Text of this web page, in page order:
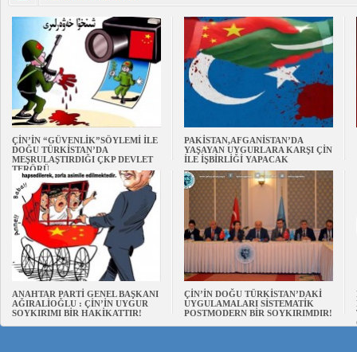
ÇİN’İN “GÜVENLİK”SÖYLEMİ İLE
DOĞU TÜRKİSTAN’DA
MEŞRULAŞTIRDIĞI ÇKP DEVLET
TERÖRÜ
PAKİSTAN,AFGANİSTAN’DA
YAŞAYAN UYGURLARA KARŞI ÇİN
İLE İŞBİRLİĞİ YAPACAK
ANAHTAR PARTİ GENEL BAŞKANI
AĞIRALİOĞLU : ÇİN’İN UYGUR
SOYKIRIMI BİR HAKİKATTIR!
ÇİN’İN DOĞU TÜRKİSTAN’DAKİ
UYGULAMALARI SİSTEMATİK
POSTMODERN BİR SOYKIRIMDIR!